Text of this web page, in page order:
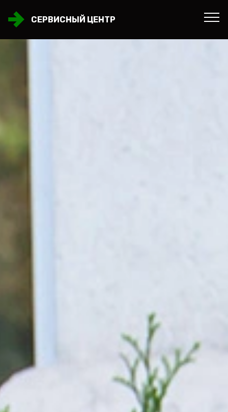
СЕРВИСНЫЙ ЦЕНТР